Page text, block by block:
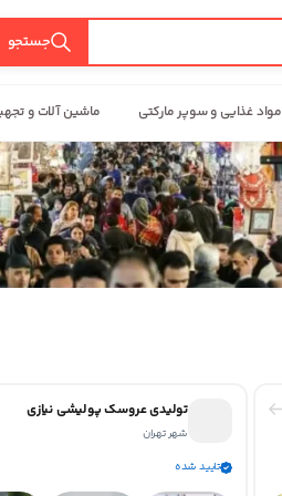
جستجو
مواد غذایی و سوپر مارکتی ماشین آلات و
تولیدی عروسک پولیشی نیازی
شهر تهران
تایید شده